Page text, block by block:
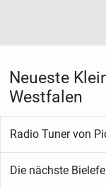
Neueste
Westfalen